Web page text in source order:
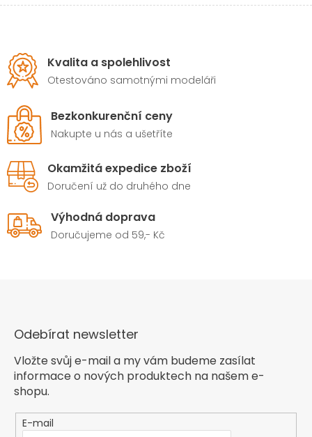
Kvalita a spolehlivost
Otestováno samotnými modeláři
Bezkonkurenční ceny
Nakupte u nás a ušetříte
Okamžitá expedice zboží
Doručení už do druhého dne
Výhodná doprava
Doručujeme od 59,- Kč
Odebírat newsletter
Vložte svůj e-mail a my vám budeme zasílat
informace o nových produktech na našem e-
shopu.
E-mail